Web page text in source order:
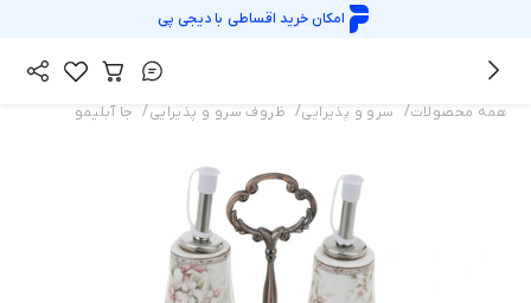
امکان خرید اقساطی بادیجی پی
همه محصولات/ سرو و پذیرایی/ ظروف سرو و پذیرایی/ جا آبلیمو